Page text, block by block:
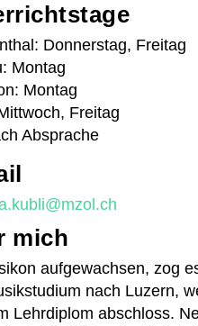
Pfäffikon
Rüti
Sinfonieorchester
Attacca
Züri-Ost
Donnerstag, Freitag
Montag
Montag
Freitag
Absprache
mich
aufgewachsen, zog
nach Luzern,
Lehrdiplom abschloss.